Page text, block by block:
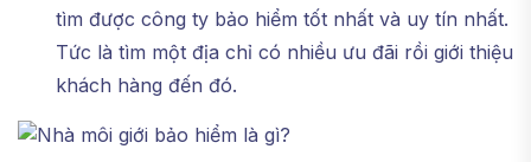
tìm được công ty bảo hiểm tốt nhất và uy tín nhất.
Tức là tìm một địa chỉ có nhiều ưu đãi rồi giới thiệu
khách hàng đến đó.